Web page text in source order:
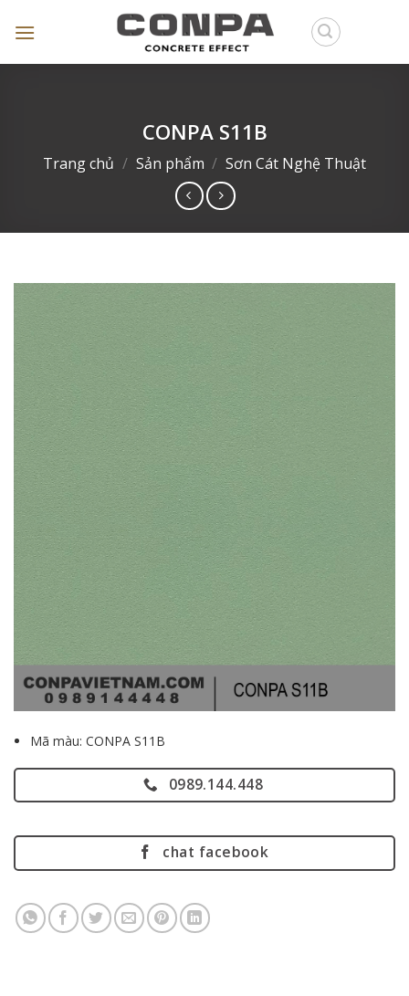
CONPA S11B
Trang chủ / Sản phẩm / Sơn Cát Nghệ Thuật
Mã màu: CONPA S11B
0989.144.448
chat facebook